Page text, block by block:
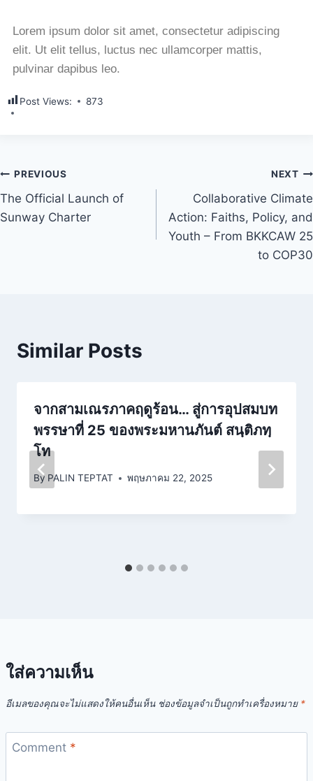
Lorem ipsum dolor sit amet, consectetur adipiscing
elit. Ut elit tellus, luctus nec ullamcorper mattis,
pulvinar dapibus leo.
Post Views: 873
PREVIOUS
The Official Launch of
Sunway Charter
NEXT
Collaborative Climate
Action: Faiths, Policy, and
Youth – From BKKCAW 25
to COP30
Similar Posts
จากสามเณรภาคฤดูร้อน… สู่การอุปสมบท
พรรษาที่ 25 ของพระมหานภันต์ สนฺติภทฺ
โท
By PALIN TEPTAT พฤษภาคม 22, 2025
ใส่ความเห็น
อีเมลของคุณจะไม่แสดงให้คนอื่นเห็น ช่องข้อมูลจำเป็นถูกทำเครื่องหมาย *
Comment *